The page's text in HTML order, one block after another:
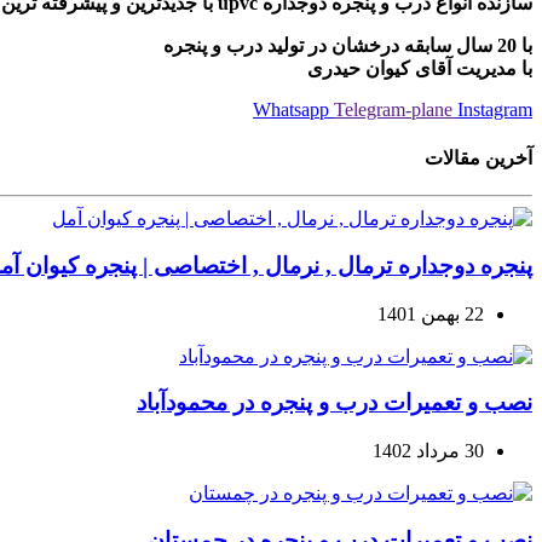
با 20 سال سابقه درخشان در تولید درب و پنجره
با مدیریت آقای کیوان حیدری
Whatsapp Telegram-plane Instagram
آخرین مقالات
پنجره دوجداره ترمال , نرمال , اختصاصی | پنجره کیوان
22 بهمن 1401
نصب و تعمیرات درب و پنجره در محمودآباد
30 مرداد 1402